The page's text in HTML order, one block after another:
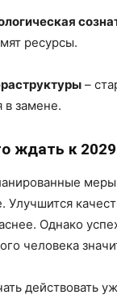
ресурсы.
–
в замене.
ждать к
Улучшится
Однако
человека
действовать